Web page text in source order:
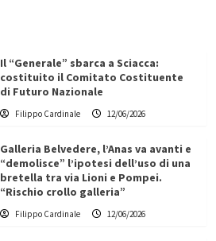
Il “Generale” sbarca a Sciacca:
costituito il Comitato Costituente
di Futuro Nazionale
Filippo Cardinale 12/06/2026
Galleria Belvedere, l’Anas va avanti e
“demolisce” l’ipotesi dell’uso di una
bretella tra via Lioni e Pompei.
“Rischio crollo galleria”
Filippo Cardinale 12/06/2026